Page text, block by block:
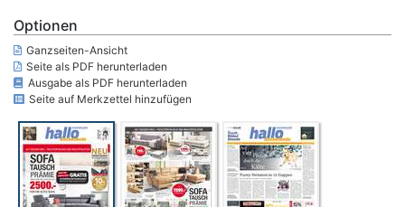
Optionen
Ganzseiten-Ansicht
Seite als PDF herunterladen
Ausgabe als PDF herunterladen
Seite auf Merkzettel hinzufügen